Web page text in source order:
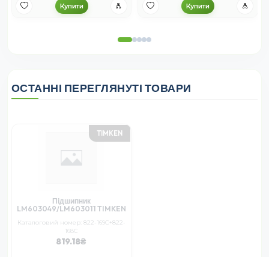
Купити Купити
ОСТАННІ ПЕРЕГЛЯНУТІ ТОВАРИ
TIMKEN
Підшипник
LM603049/LM603011 TIMKEN
Каталоговий номер: 822-169C+822-
168C
819.18